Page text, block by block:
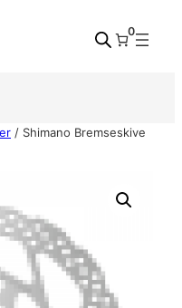
0
/ Shimano Bremseskive